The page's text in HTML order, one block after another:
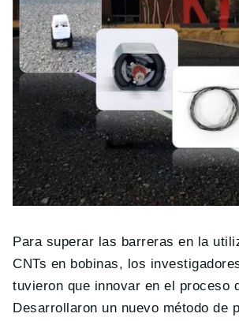
Para superar las barreras en la
CNTs en bobinas, los
tuvieron que innovar en el proceso
Desarrollaron un nuevo método de